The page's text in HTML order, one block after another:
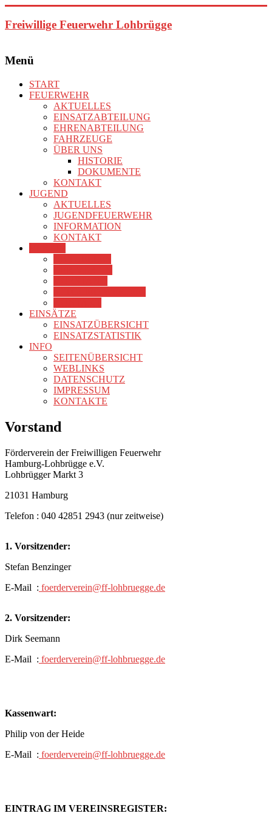
Inhalt
springen
Freiwillige Feuerwehr Lohbrügge
Menü
START
FEUERWEHR
AKTUELLES
EINSATZABTEILUNG
EHRENABTEILUNG
FAHRZEUGE
ÜBER UNS
HISTORIE
DOKUMENTE
KONTAKT
JUGEND
AKTUELLES
JUGENDFEUERWEHR
INFORMATION
KONTAKT
EINSÄTZE
EINSATZÜBERSICHT
EINSATZSTATISTIK
INFO
SEITENÜBERSICHT
WEBLINKS
DATENSCHUTZ
IMPRESSUM
KONTAKTE
Vorstand
Förderverein der Freiwilligen Feuerwehr
Hamburg-Lohbrügge e.V.
Lohbrügger Markt 3
21031 Hamburg
Telefon : 040 42851 2943 (nur zeitweise)
1. Vorsitzender:
Stefan Benzinger
E-Mail : foerderverein@ff-lohbruegge.de
2. Vorsitzender:
Dirk Seemann
E-Mail : foerderverein@ff-lohbruegge.de
Kassenwart:
Philip von der Heide
E-Mail : foerderverein@ff-lohbruegge.de
EINTRAG IM VEREINSREGISTER: